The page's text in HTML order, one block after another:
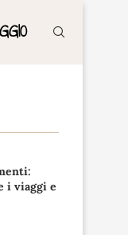
i viaggi e